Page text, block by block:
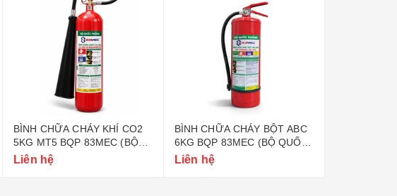
BÌNH CHỮA CHÁY KHÍ CO2
5KG MT5 BQP 83MEC (BỘ
QUỐC PHÒNG)
Liên hệ
BÌNH CHỮA CHÁY BỘT ABC
6KG BQP 83MEC (BỘ QUỐC
PHÒNG)
Liên hệ